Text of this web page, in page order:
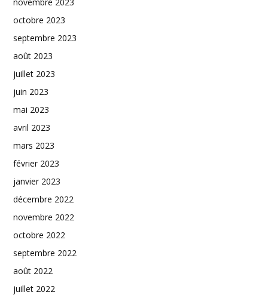
octobre 2023
septembre 2023
août 2023
juillet 2023
juin 2023
mai 2023
avril 2023
mars 2023
février 2023
janvier 2023
décembre 2022
novembre 2022
octobre 2022
septembre 2022
août 2022
juillet 2022